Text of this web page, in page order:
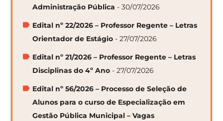
Administração Pública - 30/07/2026
Edital nº 22/2026 – Professor Regente – Letras
Orientador de Estágio - 27/07/2026
Edital nº 21/2026 – Professor Regente – Letras
Disciplinas do 4º Ano - 27/07/2026
Edital nº 56/2026 – Processo de Seleção de
Alunos para o curso de Especialização em
Gestão Pública Municipal – Vagas